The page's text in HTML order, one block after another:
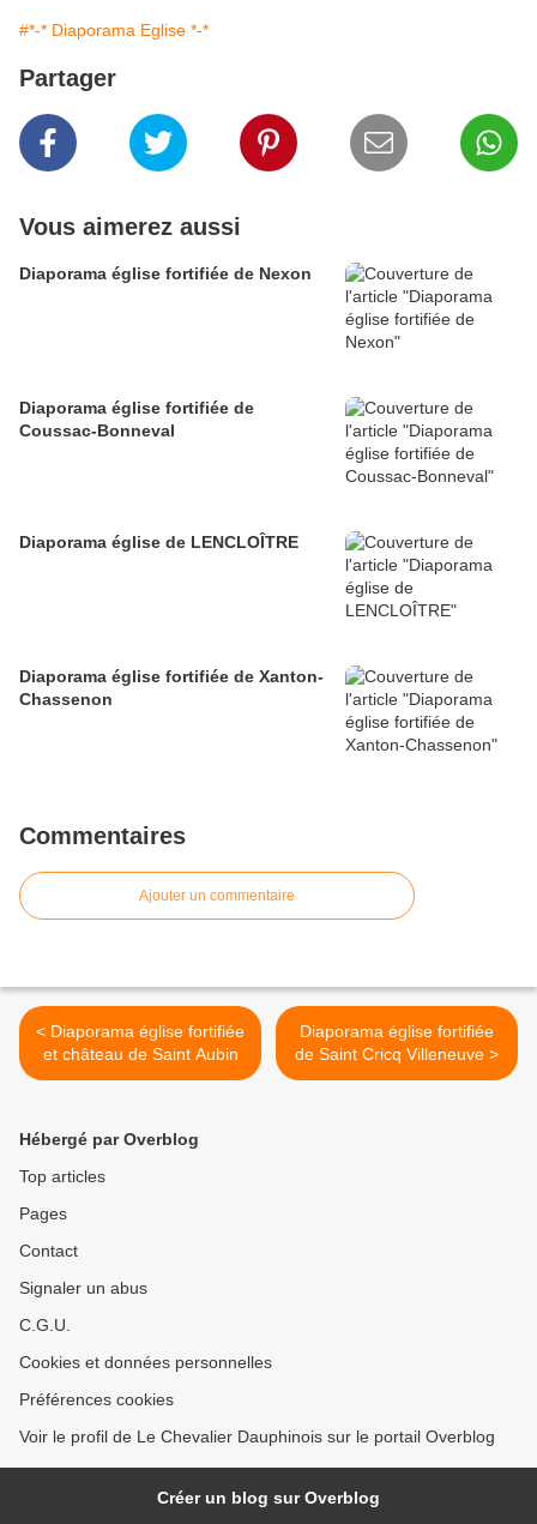
#*-* Diaporama Eglise *-*
Partager
Vous aimerez aussi
Diaporama église fortifiée de Nexon
Diaporama église fortifiée de
Coussac-Bonneval
Diaporama église de LENCLOÎTRE
Diaporama église fortifiée de Xanton-
Chassenon
Commentaires
Ajouter un commentaire
< Diaporama église fortifiée
et château de Saint Aubin
Diaporama église fortifiée
de Saint Cricq Villeneuve >
Hébergé par Overblog
Top articles
Pages
Contact
Signaler un abus
C.G.U.
Cookies et données personnelles
Préférences cookies
Voir le profil de Le Chevalier Dauphinois sur le portail Overblog
Créer un blog sur Overblog